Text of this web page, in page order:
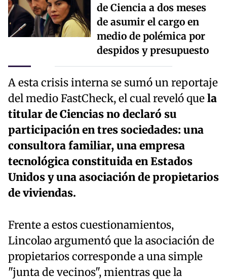
de Ciencia a dos meses
de asumir el cargo en
medio de polémica por
despidos y presupuesto
A esta crisis interna se sumó un reportaje
del medio FastCheck, el cual reveló quela
titular de Ciencias no declaró su
participación en tres sociedades: una
consultora familiar, una empresa
tecnológica constituida en Estados
Unidos y una asociación de propietarios
de viviendas.
Frente a estos cuestionamientos,
Lincolao argumentó que la asociación de
propietarios corresponde a una simple
"junta de vecinos", mientras que la